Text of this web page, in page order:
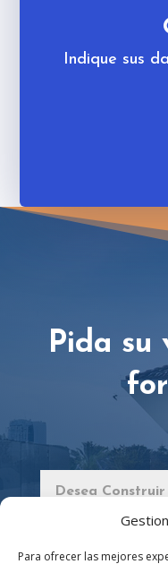
Para ofrecer las mejores
Indique sus
Pida su